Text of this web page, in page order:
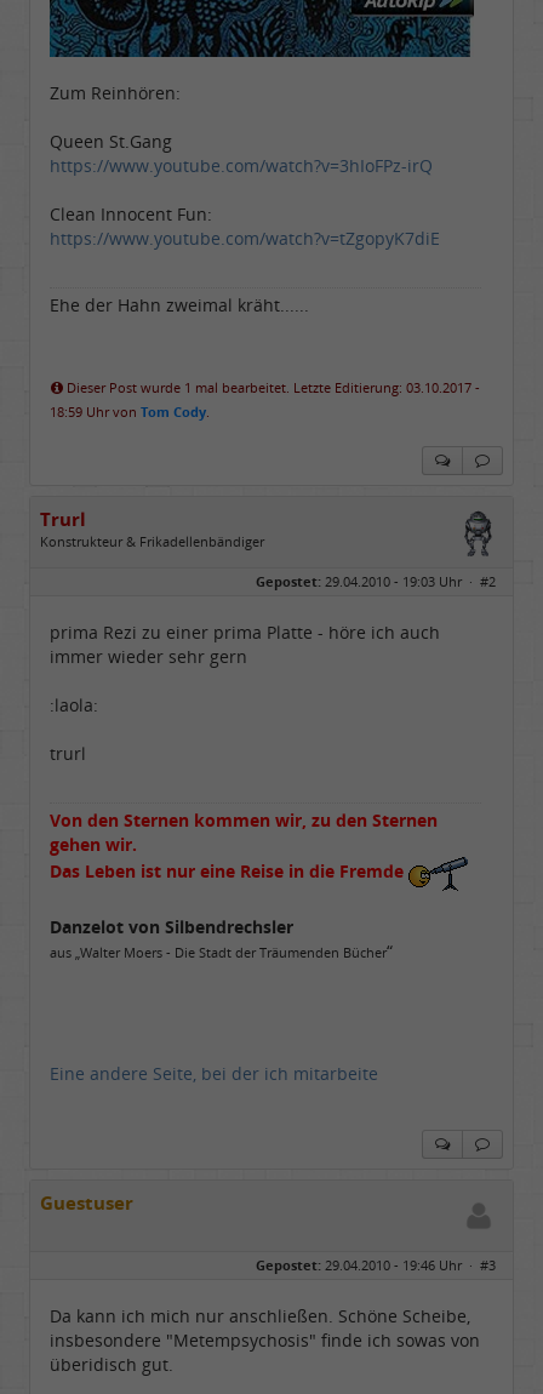
Zum Reinhören:
Queen St.Gang
https://www.youtube.com/watch?v=3hIoFPz-irQ
Clean Innocent Fun:
https://www.youtube.com/watch?v=tZgopyK7diE
Ehe der Hahn zweimal kräht......
Dieser Post wurde 1 mal bearbeitet. Letzte Editierung: 03.10.2017 -
18:59 Uhr von Tom Cody
Trurl
Konstrukteur & Frikadellenbändiger
Gepostet: 29.04.2010 - 19:03 Uhr · #2
prima Rezi zu einer prima Platte - höre ich auch
immer wieder sehr gern
:laola:
trurl
Von den Sternen kommen wir, zu den Sternen
gehen wir.
Das Leben ist nur eine Reise in die Fremde
Danzelot von Silbendrechsler
aus „Walter Moers - Die Stadt der Träumenden Bücher“
Eine andere Seite, bei der ich mitarbeite
Guestuser
Gepostet: 29.04.2010 - 19:46 Uhr · #3
Da kann ich mich nur anschließen. Schöne Scheibe,
insbesondere "Metempsychosis" finde ich sowas von
überidisch gut.